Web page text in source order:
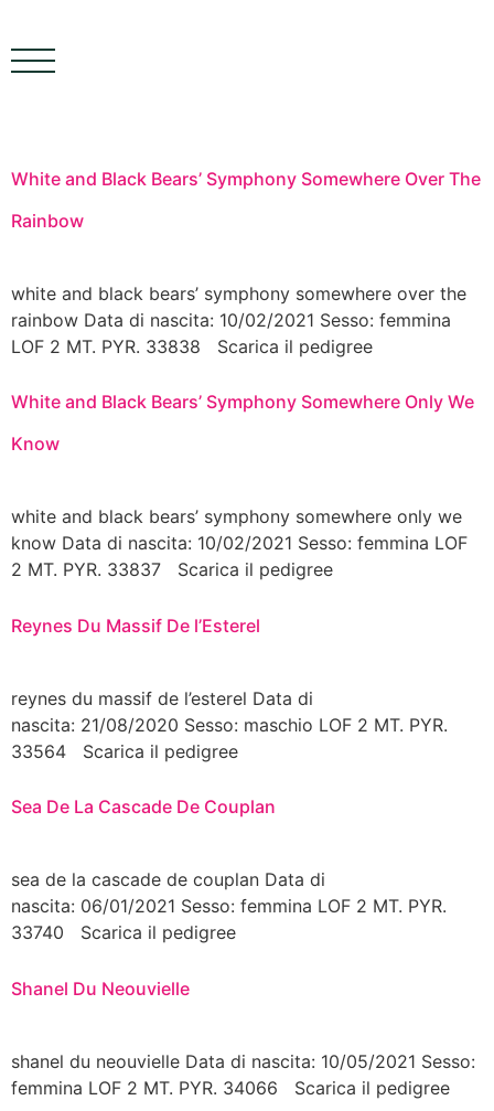
White and Black Bears’ Symphony Somewhere Over The
Rainbow
white and black bears’ symphony somewhere over the
rainbow Data di nascita: 10/02/2021 Sesso: femmina
LOF 2 MT. PYR. 33838 Scarica il pedigree
White and Black Bears’ Symphony Somewhere Only We
Know
white and black bears’ symphony somewhere only we
know Data di nascita: 10/02/2021 Sesso: femmina LOF
2 MT. PYR. 33837 Scarica il pedigree
Reynes Du Massif De l’Esterel
reynes du massif de l’esterel Data di
nascita: 21/08/2020 Sesso: maschio LOF 2 MT. PYR.
33564 Scarica il pedigree
Sea De La Cascade De Couplan
sea de la cascade de couplan Data di
nascita: 06/01/2021 Sesso: femmina LOF 2 MT. PYR.
33740 Scarica il pedigree
Shanel Du Neouvielle
shanel du neouvielle Data di nascita: 10/05/2021 Sesso:
femmina LOF 2 MT. PYR. 34066 Scarica il pedigree